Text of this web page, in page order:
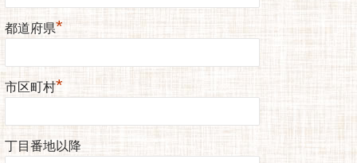
都道府県*
市区町村*
丁目番地以降